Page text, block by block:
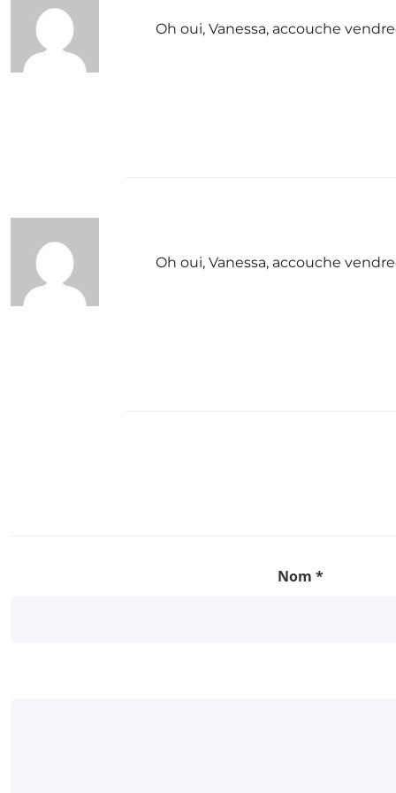
Oh oui, Vanessa, accouche
Oh oui, Vanessa, accouche
Nom *